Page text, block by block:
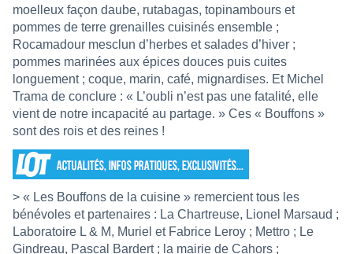
moelleux façon daube, rutabagas, topinambours et
pommes de terre grenailles cuisinés ensemble ;
Rocamadour mesclun d’herbes et salades d’hiver ;
pommes marinées aux épices douces puis cuites
longuement ; coque, marin, café, mignardises. Et Michel
Trama de conclure : « L’oubli n’est pas une fatalité, elle
vient de notre incapacité au partage. » Ces « Bouffons »
sont des rois et des reines !
> « Les Bouffons de la cuisine » remercient tous les
bénévoles et partenaires : La Chartreuse, Lionel Marsaud ;
Laboratoire L & M, Muriel et Fabrice Leroy ; Mettro ; Le
Gindreau, Pascal Bardert ; la mairie de Cahors ;